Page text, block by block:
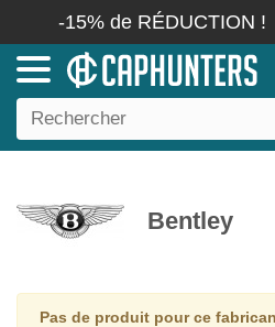
-15% de RÉDUCTION !
Bentley
Pas de produit pour ce